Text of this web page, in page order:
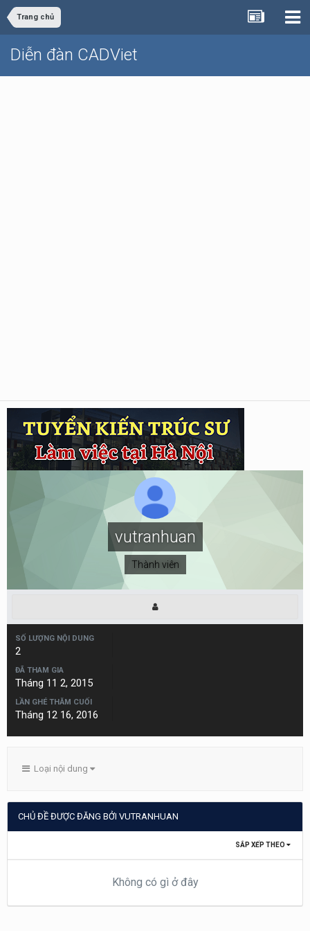
Trang chủ
Diễn đàn CADViet
vutranhuan
Thành viên
SỐ LƯỢNG NỘI DUNG
2
ĐÃ THAM GIA
Tháng 11 2, 2015
LẦN GHÉ THĂM CUỐI
Tháng 12 16, 2016
Loại nội dung
CHỦ ĐỀ ĐƯỢC ĐĂNG BỞI VUTRANHUAN
SẮP XẾP THEO
Không có gì ở đây